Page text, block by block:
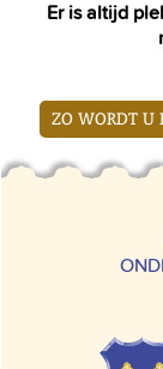
Er is altijd
ZO WORDT U